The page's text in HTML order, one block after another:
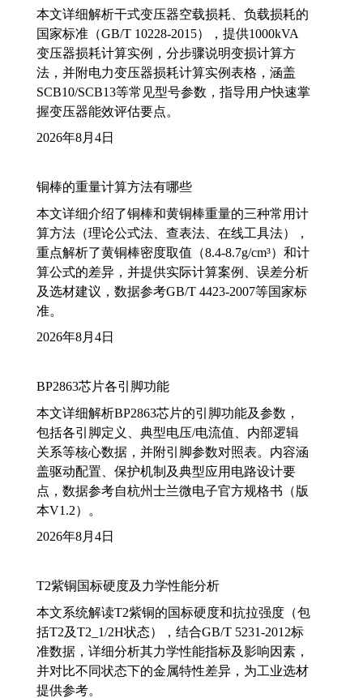
本文详细解析干式变压器空载损耗、负载损耗的
国家标准（GB/T 10228-2015），提供1000kVA
变压器损耗计算实例，分步骤说明变损计算方
法，并附电力变压器损耗计算实例表格，涵盖
SCB10/SCB13等常见型号参数，指导用户快速掌
握变压器能效评估要点。
2026年8月4日
铜棒的重量计算方法有哪些
本文详细介绍了铜棒和黄铜棒重量的三种常用计
算方法（理论公式法、查表法、在线工具法），
重点解析了黄铜棒密度取值（8.4-8.7g/cm³）和计
算公式的差异，并提供实际计算案例、误差分析
及选材建议，数据参考GB/T 4423-2007等国家标
准。
2026年8月4日
BP2863芯片各引脚功能
本文详细解析BP2863芯片的引脚功能及参数，
包括各引脚定义、典型电压/电流值、内部逻辑
关系等核心数据，并附引脚参数对照表。内容涵
盖驱动配置、保护机制及典型应用电路设计要
点，数据参考自杭州士兰微电子官方规格书（版
本V1.2）。
2026年8月4日
T2紫铜国标硬度及力学性能分析
本文系统解读T2紫铜的国标硬度和抗拉强度（包
括T2及T2_1/2H状态），结合GB/T 5231-2012标
准数据，详细分析其力学性能指标及影响因素，
并对比不同状态下的金属特性差异，为工业选材
提供参考。